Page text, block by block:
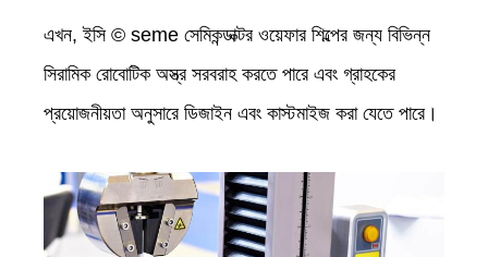
এখন, ইসি © seme সেমিকন্ডাক্টর ওয়েফার শিল্পের জন্য বিভিন্ন
সিরামিক রোবোটিক অস্ত্র সরবরাহ করতে পারে এবং গ্রাহকের
প্রয়োজনীয়তা অনুসারে ডিজাইন এবং কাস্টমাইজ করা যেতে পারে।